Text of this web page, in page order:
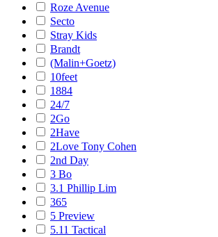
Roze Avenue
Secto
Stray Kids
Brandt
(Malin+Goetz)
10feet
1884
24/7
2Go
2Have
2Love Tony Cohen
2nd Day
3 Bo
3.1 Phillip Lim
365
5 Preview
5.11 Tactical